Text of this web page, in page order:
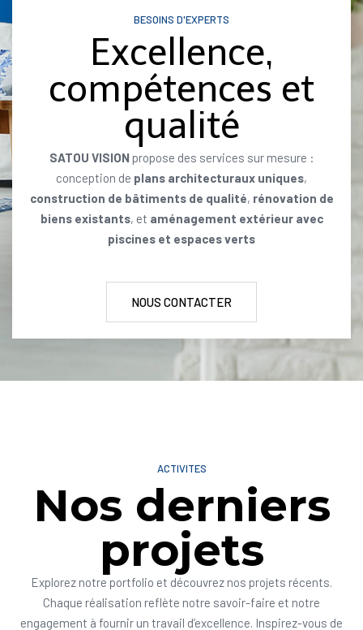
BESOINS D'EXPERTS
Excellence,
compétences et
qualité
SATOU VISION propose des services sur mesure :
conception de plans architecturaux uniques,
construction de bâtiments de qualité, rénovation de
biens existants, et aménagement extérieur avec
piscines et espaces verts
NOUS CONTACTER
ACTIVITES
Nos derniers
projets
Explorez notre portfolio et découvrez nos projets récents.
Chaque réalisation reflète notre savoir-faire et notre
engagement à fournir un travail d’excellence. Inspirez-vous de